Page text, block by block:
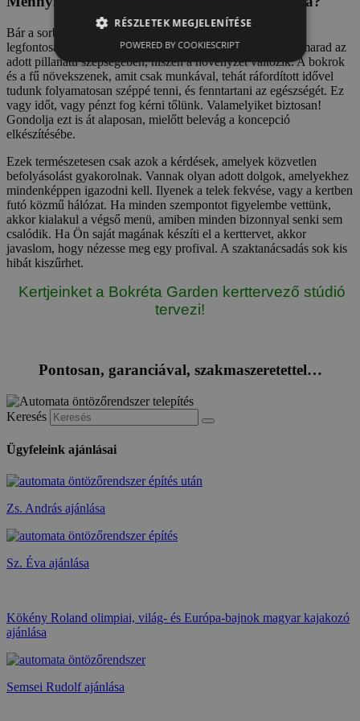
Bár a sorban az utolsóként szerepel ez a kérdés, mégis ez a
legfontosabb! Bármilyen kert megépítése csak ideig-óráig marad az
adott pillanatú szépségében, hiszen a növényzet változik. A bokrok
és a fű növekszenek, amit csak munkával, tehát ráfordított idővel
tudunk folyamatosan széppé tenni, és fenntartani az egészségét. Ez
vagy időt, vagy pénzt fog kérni tőlünk. Valamelyiket biztosan!
Gondolja ezt is át alaposan, mielőtt belevág a koncepció
elkészítésébe.
Ezek természetesen csak azok a kérdések, amelyek közvetlen
befolyásolást gyakorolnak. Vannak olyan adott dolgok, amelyekhez
mindenképpen igazodni kell. Ilyenek a telek fekvése, vagy a kertben
futó közmű hálózat. Ha minden szempontot figyelembe vettünk,
akkor kialakul a végső menü, amiben minden bizonnyal senki sem
csalódik. Ha Ön saját magának készíti el a kerttervet, akkor
javaslom, hogy nézesse meg egy profival. A szaktanácsadás sok kis
hibát kiszűrhet.
Kertjeinket a Bokréta Garden kerttervező stúdió
tervezi!
Pontosan, garanciával, szakmaszeretettel…
Keresés
Ügyfeleink ajánlásai
Zs. András ajánlása
Sz. Éva ajánlása
Kökény Roland olimpiai, világ- és Európa-bajnok magyar kajakozó
ajánlása
Semsei Rudolf ajánlása
RÉSZLETEK MEGJELENÍTÉSE
POWERED BY COOKIESCRIPT